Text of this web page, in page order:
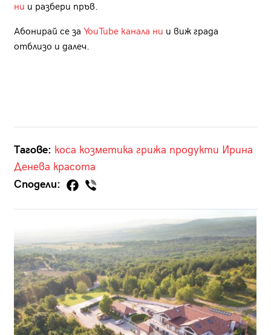
ни и разбери пръв.
Абонирай се за YouTube канала ни и виж града
отблизо и далеч.
Тагове: коса козметика грижа продукти Ирина
Денева красота
Сподели: